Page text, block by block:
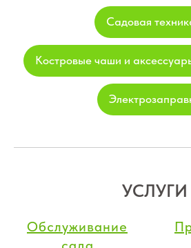
Садовая
Костровые чаши и
УСЛУГИ
Обслуживание